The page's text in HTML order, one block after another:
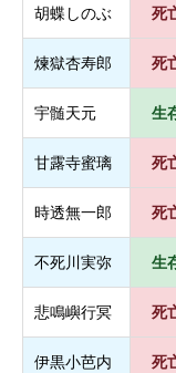
胡蝶しのぶ 死
煉獄杏寿郎 死
宇髄天元 生
甘露寺蜜璃 死
時透無一郎 死
不死川実弥 生
悲鳴嶼行冥 死
伊黒小芭内 死